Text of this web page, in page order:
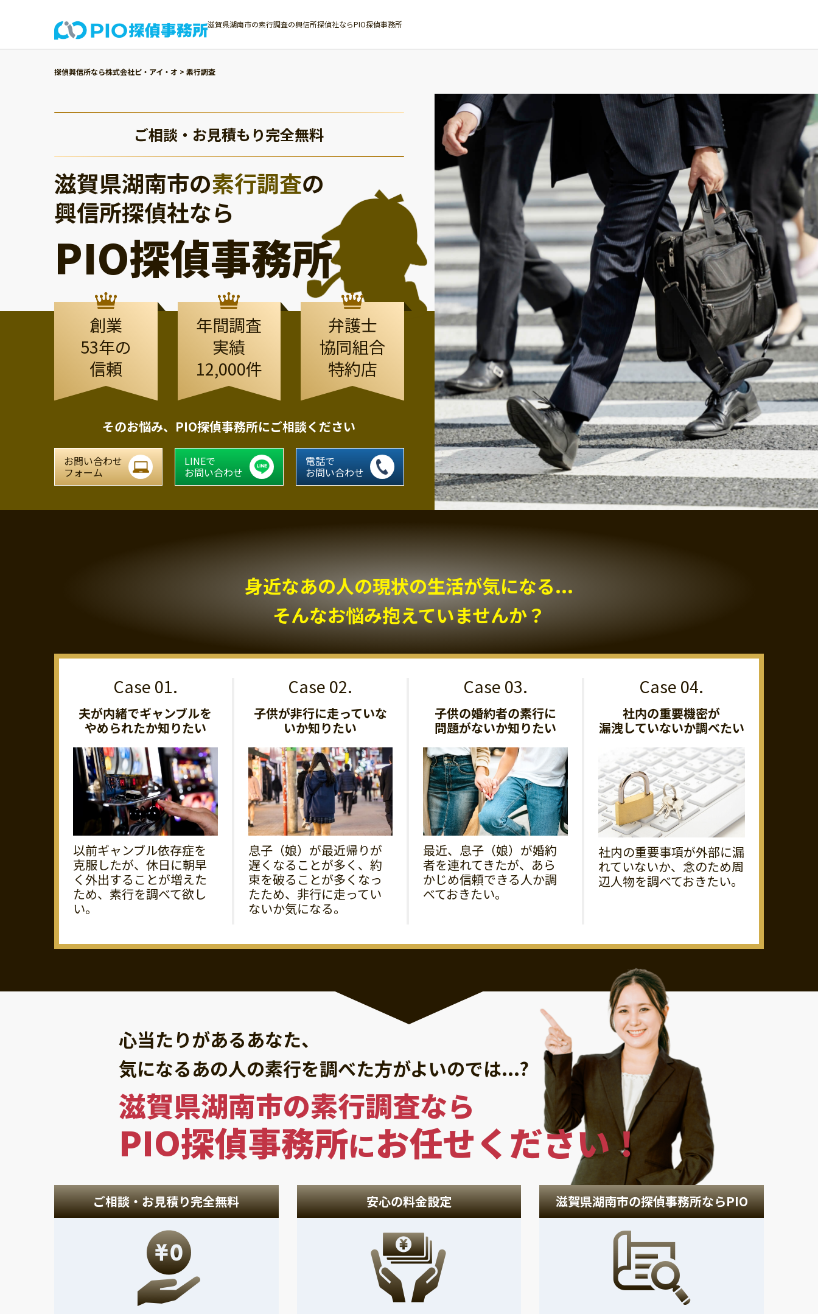
滋賀県湖南市の素行調査の興信所探偵社ならPIO探偵事務所
探偵興信所なら株式会社ピ・アイ・オ > 素行調査
ご相談・お見積もり完全無料
滋賀県湖南市の素行調査の
興信所探偵社なら
PIO探偵事務所
創業
53年の
信頼
年間調査
実績
12,000件
弁護士
協同組合
特約店
そのお悩み、 PIO探偵事務所にご相談ください
お問い合わせ
フォーム
LINEで
お問い合わせ
電話で
お問い合わせ
身近なあの人の現状の生活が気になる...
そんなお悩み抱えていませんか？
夫が内緒でギャンブルを
やめられたか知りたい
以前ギャンブル依存症を
克服したが、休日に朝早
く外出することが増えた
ため、素行を調べて欲し
い。
子供が非行に走っていな
いか知りたい
息子（娘）が最近帰りが
遅くなることが多く、約
束を破ることが多くなっ
たため、非行に走ってい
ないか気になる。
子供の婚約者の素行に
問題がないか知りたい
最近、息子（娘）が婚約
者を連れてきたが、あら
かじめ信頼できる人か調
べておきたい。
社内の重要機密が
漏洩していないか調べたい
社内の重要事項が外部に漏
れていないか、念のため周
辺人物を調べておきたい。
心当たりがあるあなた、
気になるあの人の素行を調べた方がよいのでは...?
滋賀県湖南市の素行調査なら
PIO探偵事務所にお任せください！
ご相談・お見積り完全無料 安心の料金設定 滋賀県湖南市の探偵事務所ならPIO